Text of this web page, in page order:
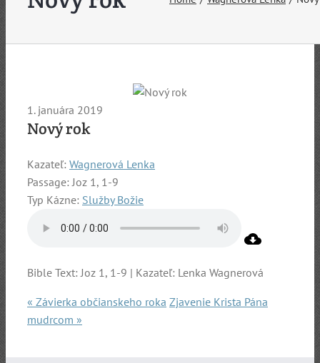
1. januára 2019
Nový rok
Kazateľ: Wagnerová Lenka
Passage: Joz 1, 1-9
Typ Kázne: Služby Božie
Bible Text: Joz 1, 1-9 | Kazateľ: Lenka Wagnerová
« Závierka občianskeho roka Zjavenie Krista Pána
mudrcom »